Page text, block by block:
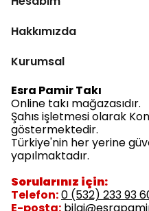
Hakkımızda
Kurumsal
Esra Pamir Takı
Online takı mağazasıdır.
Şahıs işletmesi olarak
göstermektedir.
Türkiye'nin her yerine
yapılmaktadır.
Sorularınız için:
Telefon:0 (532) 233 93